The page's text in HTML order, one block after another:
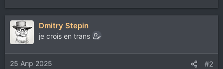
Dmitry Stepin
je crois en trans
25 Апр 2025 #2